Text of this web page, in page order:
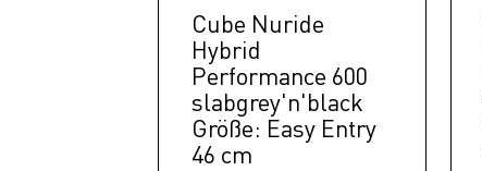
Cube Nuride
Hybrid
Performance 600
slabgrey'n'black
Größe: Easy Entry
46 cm